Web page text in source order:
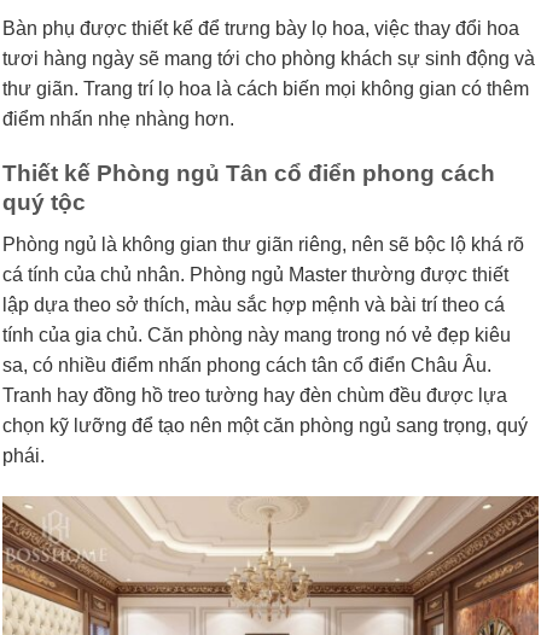
Bàn phụ được thiết kế để trưng bày lọ hoa, việc thay đổi hoa
tươi hàng ngày sẽ mang tới cho phòng khách sự sinh động và
thư giãn. Trang trí lọ hoa là cách biến mọi không gian có thêm
điểm nhấn nhẹ nhàng hơn.
Thiết kế Phòng ngủ Tân cổ điển phong cách
quý tộc
Phòng ngủ là không gian thư giãn riêng, nên sẽ bộc lộ khá rõ
cá tính của chủ nhân. Phòng ngủ Master thường được thiết
lập dựa theo sở thích, màu sắc hợp mệnh và bài trí theo cá
tính của gia chủ. Căn phòng này mang trong nó vẻ đẹp kiêu
sa, có nhiều điểm nhấn phong cách tân cổ điển Châu Âu.
Tranh hay đồng hồ treo tường hay đèn chùm đều được lựa
chọn kỹ lưỡng để tạo nên một căn phòng ngủ sang trọng, quý
phái.